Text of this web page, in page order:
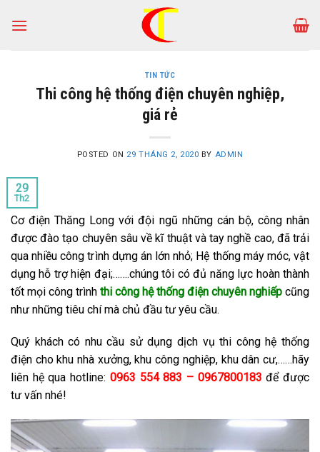
TIN TỨC
Thi công hệ thống điện chuyên nghiệp,
giá rẻ
POSTED ON 29 THÁNG 2, 2020 BY ADMIN
29
Th2
Cơ điện Thăng Long với đội ngũ những cán bộ, công nhân
được đào tạo chuyên sâu về kĩ thuật và tay nghề cao, đã trải
qua nhiều công trình dựng án lớn nhỏ; Hệ thống máy móc, vật
dụng hỗ trợ hiện đại;…….chúng tôi có đủ năng lực hoàn thành
tốt mọi công trình thi công hệ thống điện chuyên nghiếp cũng
như những tiêu chí mà chủ đầu tư yêu cầu.
Quý khách có nhu cầu sử dụng dịch vụ thi công hệ thống
điện cho khu nhà xưởng, khu công nghiệp, khu dân cư,……hãy
liên hệ qua hotline: 0963 554 883 – 0967800183 để được
tư vấn nhé!